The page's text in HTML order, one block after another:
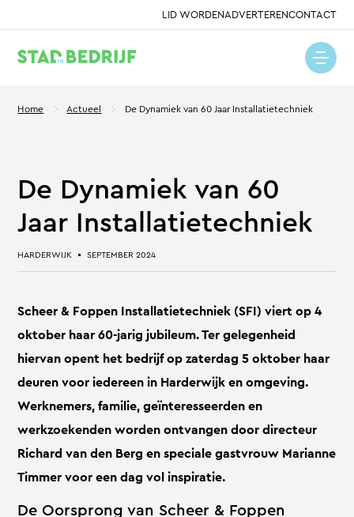
LID WORDENADVERTERENCONTACT
Home Actueel De Dynamiek van 60 Jaar Installatietechniek
De Dynamiek van 60
Jaar Installatietechniek
HARDERWIJK SEPTEMBER 2024
Scheer & Foppen Installatietechniek (SFI) viert op 4
oktober haar 60-jarig jubileum. Ter gelegenheid
hiervan opent het bedrijf op zaterdag 5 oktober haar
deuren voor iedereen in Harderwijk en omgeving.
Werknemers, familie, geïnteresseerden en
werkzoekenden worden ontvangen door directeur
Richard van den Berg en speciale gastvrouw Marianne
Timmer voor een dag vol inspiratie.
De Oorsprong van Scheer & Foppen